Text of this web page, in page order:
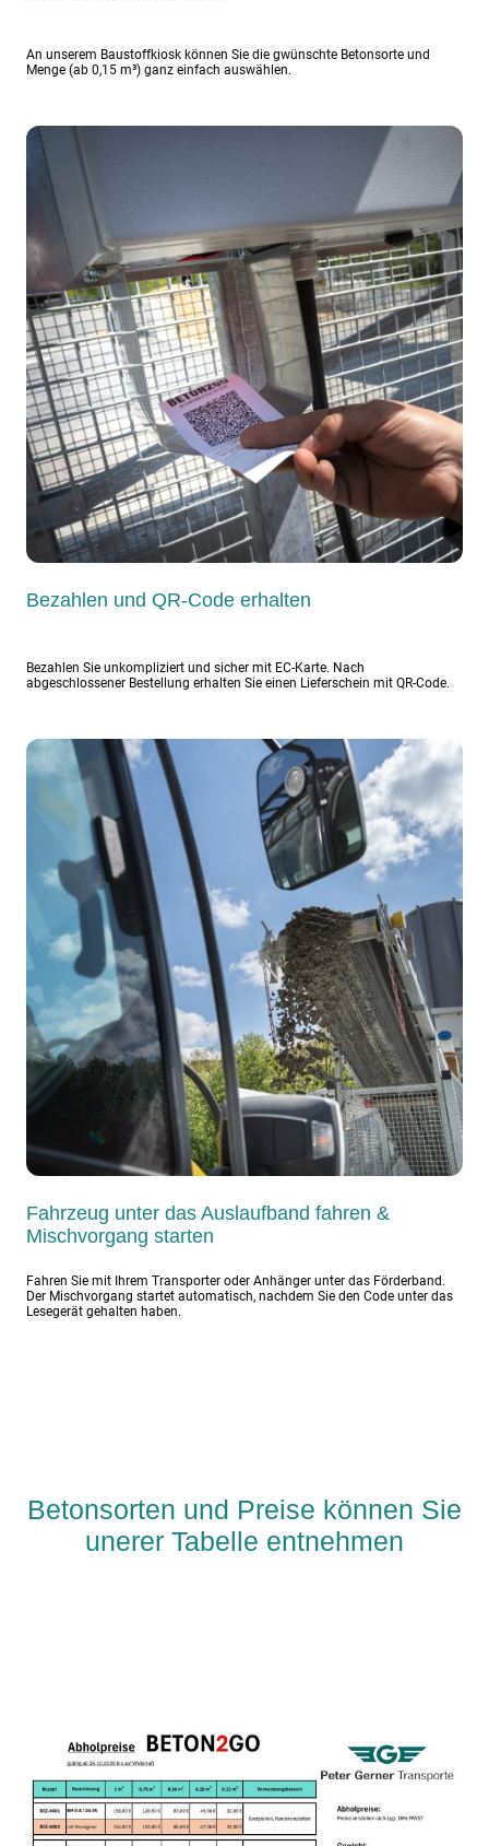
An unserem Baustoffkiosk können Sie die gwünschte Betonsorte und
Menge (ab 0,15 m³) ganz einfach auswählen.
Bezahlen und QR-Code erhalten
Bezahlen Sie unkompliziert und sicher mit EC-Karte. Nach
abgeschlossener Bestellung erhalten Sie einen Lieferschein mit QR-Code.
Fahrzeug unter das Auslaufband fahren &
Mischvorgang starten
Fahren Sie mit Ihrem Transporter oder Anhänger unter das Förderband.
Der Mischvorgang startet automatisch, nachdem Sie den Code unter das
Lesegerät gehalten haben.
Betonsorten und Preise können Sie
unerer Tabelle entnehmen